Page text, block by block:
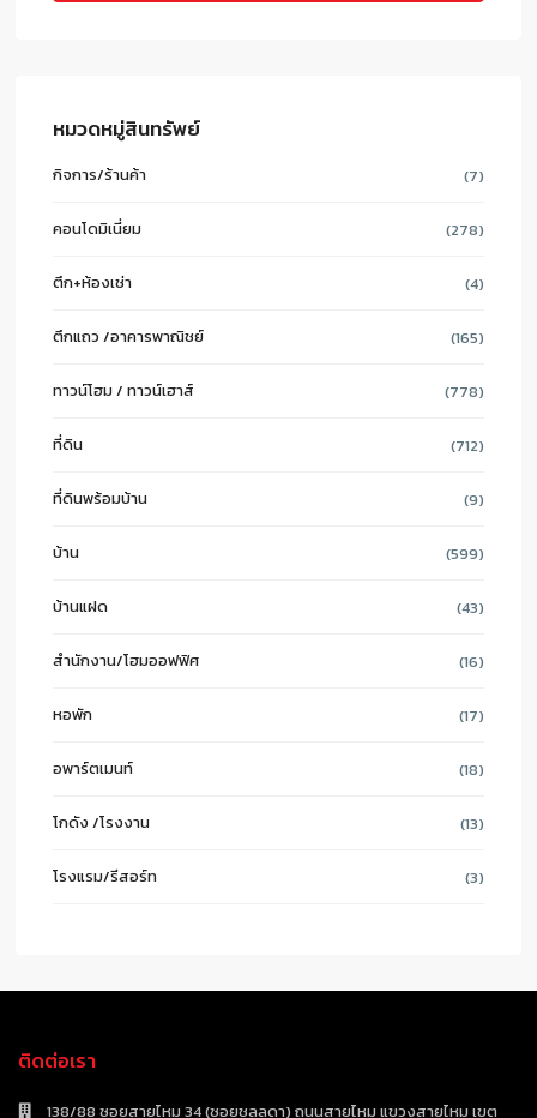
หมวดหมู่สินทรัพย์
กิจการ/ร้านค้า (7)
คอนโดมิเนี่ยม (278)
ตึก+ห้องเช่า (4)
ตึกแถว /อาคารพาณิชย์ (165)
ทาวน์โฮม / ทาวน์เฮาส์ (778)
ที่ดิน (712)
ที่ดินพร้อมบ้าน (9)
บ้าน (599)
บ้านแฝด (43)
สำนักงาน/โฮมออฟฟิศ (16)
หอพัก (17)
อพาร์ตเมนท์ (18)
โกดัง /โรงงาน (13)
โรงแรม/รีสอร์ท (3)
ติดต่อเรา
138/88 ซอยสายไหม 34 (ซอยชลลดา) ถนนสายไหม แขวงสายไหม เขต